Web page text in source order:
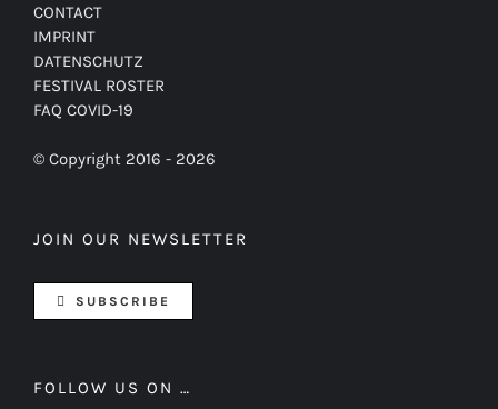
CONTACT
IMPRINT
DATENSCHUTZ
FESTIVAL ROSTER
FAQ COVID-19
© Copyright 2016 - 2026
JOIN OUR NEWSLETTER
SUBSCRIBE
FOLLOW US ON …